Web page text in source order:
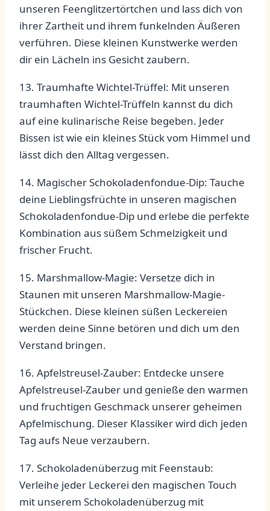
⁤unseren Feenglitzertörtchen und lass dich von
ihrer Zartheit⁣ und‌ ihrem ‍funkelnden Äußeren⁢
verführen. ‍Diese‍ kleinen Kunstwerke werden
dir ein Lächeln ins Gesicht zaubern.
13. Traumhafte Wichtel-Trüffel: Mit unseren
traumhaften‌ Wichtel-Trüffeln kannst⁢ du⁤ dich
auf eine kulinarische Reise begeben. Jeder
Bissen ist‍ wie ein⁣ kleines Stück vom Himmel und
lässt dich‍ den Alltag vergessen.
14. Magischer Schokoladenfondue-Dip: Tauche
deine Lieblingsfrüchte ‍in unseren magischen
⁤Schokoladenfondue-Dip und ‍erlebe ⁤die ⁣perfekte
‍Kombination aus süßem Schmelzigkeit und
frischer Frucht.
15. Marshmallow-Magie: Versetze dich in
Staunen mit⁢ unseren Marshmallow-Magie-
Stückchen. ‍Diese kleinen ‍süßen Leckereien
werden deine Sinne ⁤betören ‍und⁣ dich um den
⁢Verstand bringen.
16. Apfelstreusel-Zauber: Entdecke unsere⁢
Apfelstreusel-Zauber und⁢ genieße den‌ warmen
und fruchtigen Geschmack unserer ⁣geheimen
Apfelmischung. Dieser Klassiker wird⁣ dich ‌jeden
Tag ⁤aufs Neue verzaubern.
17. Schokoladenüberzug‌ mit ⁢Feenstaub:
Verleihe jeder⁢ Leckerei ⁢den magischen Touch
mit unserem Schokoladenüberzug ⁢mit ​